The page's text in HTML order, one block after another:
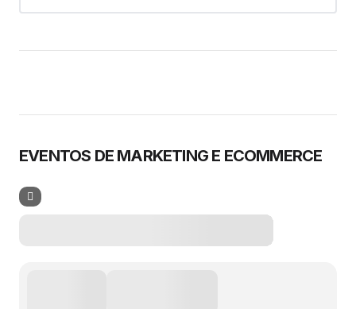
EVENTOS DE MARKETING E ECOMMERCE